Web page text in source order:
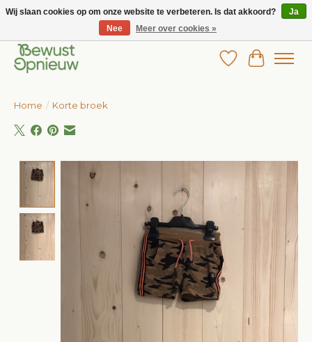
Wij bieden het grootste aanbod in betaalbare kinderkleding!
Verlanglijst
Home / Korte broek
Wij slaan cookies op om onze website te verbeteren. Is dat akkoord?
Ja
Nee
Meer over cookies »